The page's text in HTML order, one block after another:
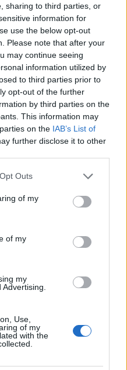
sharing to third parties, or
information for
use the below opt-out
Please note that after your
may continue seeing
information utilized by
to third parties prior to
opt-out of the further
by third parties on the
This information may
on the IAB’s List of
further disclose it to other
uses one or more Google
You may click to
and its third-party tags to
purposes in below Google
Outs
of my
of my
my
Use,
of my
with the
να επισκεφτείτε
Περαντινού.